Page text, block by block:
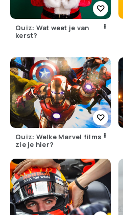
Quiz: Wat weet je van
kerst?
Quiz: Welke Marvel films
zie je hier?